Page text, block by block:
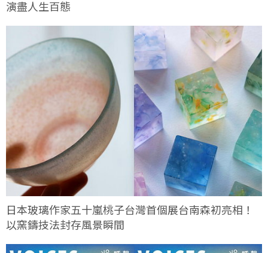
演盡人生百態
日本玻璃作家五十嵐桃子台灣首個展台南森初亮相！
以窯鑄技法封存風景瞬間